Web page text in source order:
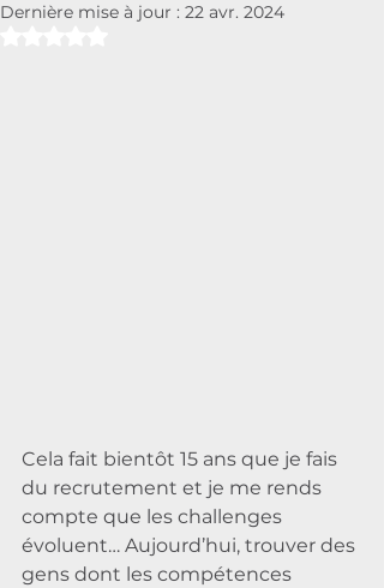
Dernière mise à jour : 22 avr. 2024
Cela fait bientôt 15 ans que je fais
du recrutement et je me rends
compte que les challenges
évoluent… Aujourd’hui, trouver des
gens dont les compétences